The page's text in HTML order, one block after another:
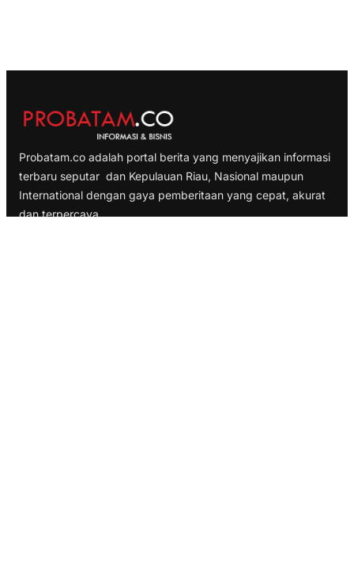
Probatam.co adalah portal berita yang menyajikan informasi
terbaru seputar dan Kepulauan Riau, Nasional maupun
International dengan gaya pemberitaan yang cepat, akurat
dan terpercaya